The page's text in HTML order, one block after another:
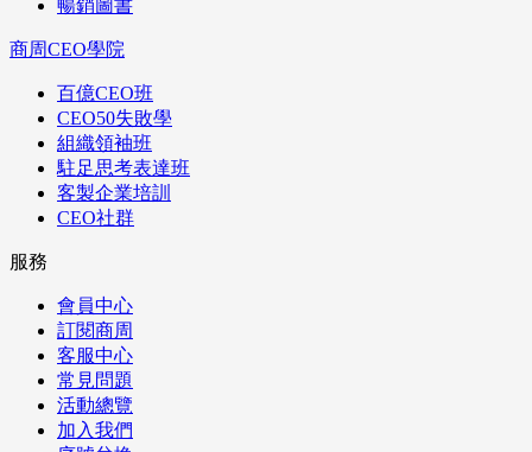
暢銷圖書
商周CEO學院
百億CEO班
CEO50失敗學
組織領袖班
駐足思考表達班
客製企業培訓
CEO社群
服務
會員中心
訂閱商周
客服中心
常見問題
活動總覽
加入我們